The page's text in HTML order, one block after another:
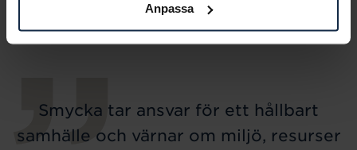
Anpassa
Pris:570 kr
570 kr
halsband
Pris:1 470 kr
1 470 kr
Smycka tar ansvar för ett hållbart
samhälle och värnar om miljö, resurser